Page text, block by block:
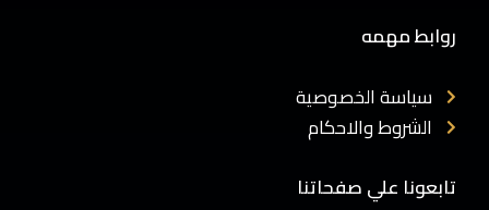
روابط مهمه
سياسة الخصوصية
الشروط والاحكام
تابعونا علي صفحاتنا